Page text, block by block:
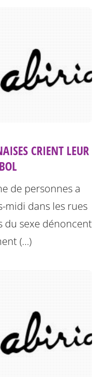
CRIENT LEUR
de personnes a
midi dans les rues
du sexe dénoncent
(…)